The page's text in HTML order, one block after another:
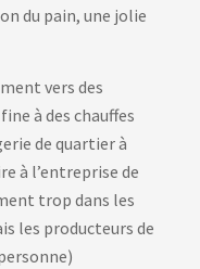
du pain, une jolie
vers des
à des chauffes
de quartier à
à l’entreprise de
trop dans les
les producteurs de